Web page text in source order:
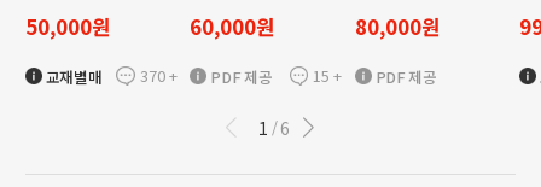
50,000원
교재별매 370+
60,000원
PDF 제공 15 +
80,000원
PDF 제공
1 /6